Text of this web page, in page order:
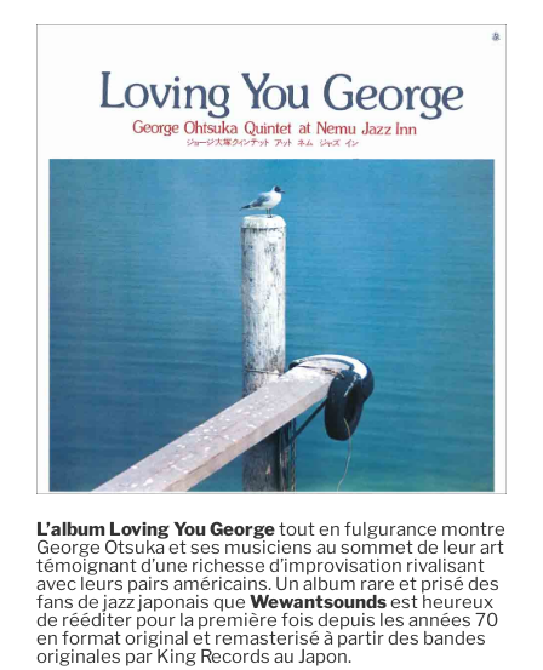
L’album Loving You Georgetout en fulgurance montre
George Otsuka et ses musiciens au sommet de leur art
témoignant d’une richesse d’improvisation rivalisant
avec leurs pairs américains. Un album rare et prisé des
fans de jazz japonais que Wewantsoundsest heureux
de rééditer pour la première fois depuis les années 70
en format original et remasterisé à partir des bandes
originales par King Records au Japon.